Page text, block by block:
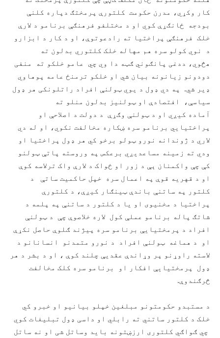
کار وکړي، مدرن حکومت کلتورې پرمختګ دپاره کلنې
بودجه ځانګړې کوي او د مختلفو فرهنګې برنامو د لارې
خلک فرهنګې پراختیا ته رادعوتوې، او د کار د ابزارو
د نوي کولو سره هم مهاله خلک کلتوري بدلون ته
هڅوي، ددغی پانګوني ګټه دا وي چي عامو خلکو ته منفی
دودونو زیانونه بیان شي او خلکو ترمنځ عامه پوهاوي
ډیر شي. په دي ډول د یوي ټولنې افراد راتلونکی هر ډول
سیاسې، افتصادې او ټولنیز بدلون منلو ته
آماده کیږي او د ټولنې وګړې د دولت د اصلاحې او
پراختیايي برنامو سره ښکاره مخالفت نکوي، او له دي
لاري د ژوندانه نورو ټولو برخو کي هر ډول پراختیا او
ودي ته زمینه مساعدیږي برعکس په وروسته پاتې ټولنو
کې چې واکمنان ېې د زور او ځواک د لارې واک ترلاسه کوې
او د قهریه قوې په اعمال سره خپل حاکمیت ساتې د
کلتور په ساتنې باندې ټینګار کیږې، د کلتورې
پراختیا د مخنیوی او یا د کلتور د ساتنې په پلمه د
شاتګ پاله برنامو عملې کول لاره خلاصوې چې د ټولنې
افراد د پرمختیایې برنامو سره پیژند ګلوې حاصل نکړې
او د هماغه ټولنې افراد د نورو متمدنو انسانانو د
لاسته راوړنو پر وړاندې عقدیې چلند کوې ، او د بشر د هر
ډول پرمختیایې افکار او برنامو سره کلک مخالفت
څرګندوې.
د مستبدو حکومتونو مبلغین خپلو بیانیو او خبرو کي
خلک د کلتور ساتني ته رابلي او داسی ډ‌ول تبلیغات کوي
چي ګواګي کلتوری ارزښتونه باید وساتل شی او نه ساتل